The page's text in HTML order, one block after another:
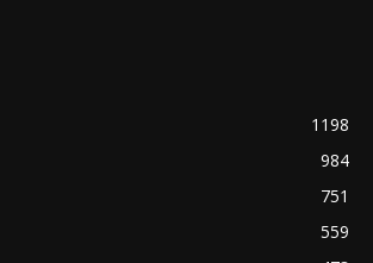
1198
984
751
559